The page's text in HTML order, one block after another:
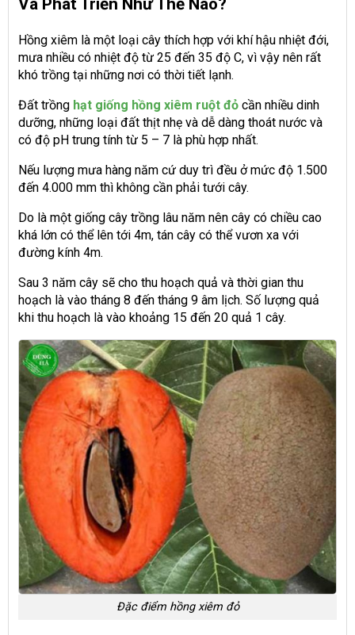
Và Phát Triển Như Thế Nào?
Hồng xiêm là một loại cây thích hợp với khí hậu nhiệt đới,
mưa nhiều có nhiệt độ từ 25 đến 35 độ C, vì vậy nên rất
khó trồng tại những nơi có thời tiết lạnh.
Đất trồng hạt giống hồng xiêm ruột đỏ cần nhiều dinh
dưỡng, những loại đất thịt nhẹ và dễ dàng thoát nước và
có độ pH trung tính từ 5 – 7 là phù hợp nhất.
Nếu lượng mưa hàng năm cứ duy trì đều ở mức độ 1.500
đến 4.000 mm thì không cần phải tưới cây.
Do là một giống cây trồng lâu năm nên cây có chiều cao
khá lớn có thể lên tới 4m, tán cây có thể vươn xa với
đường kính 4m.
Sau 3 năm cây sẽ cho thu hoạch quả và thời gian thu
hoạch là vào tháng 8 đến tháng 9 âm lịch. Số lượng quả
khi thu hoạch là vào khoảng 15 đến 20 quả 1 cây.
Đặc điểm hồng xiêm đỏ